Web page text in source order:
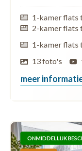
1-kamer flats
2-kamer flats
1-kamer flats
13 foto's
meer
ONMIDDELLIJK